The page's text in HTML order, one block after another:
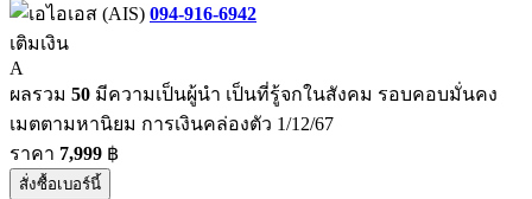
094-916-6942
เติมเงิน
A
ผลรวม 50 มีความเป็นผู้นำ เป็นที่รู้จกในสังคม รอบคอบมั่นคง
เมตตามหานิยม การเงินคล่องตัว 1/12/67
ราคา 7,999 ฿
สั่งซื้อเบอร์นี้